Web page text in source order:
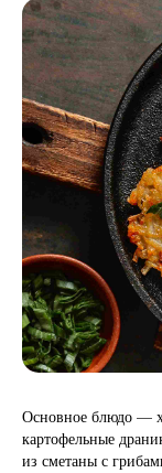
Основное блюдо —
картофельные
из сметаны с